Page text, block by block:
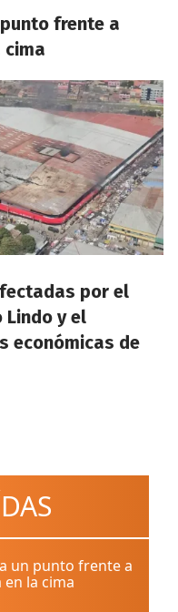
frente a
cima
por el
Lindo y el
económicas de
un punto frente a
la cima